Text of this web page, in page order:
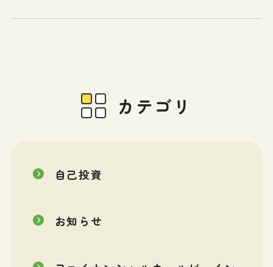
カテゴリ
自己投資
お知らせ